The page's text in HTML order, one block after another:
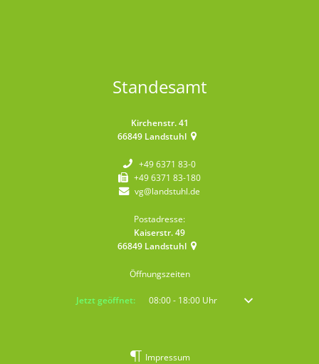
Standesamt
Kirchenstr. 41
66849 Landstuhl
+49 6371 83-0
+49 6371 83-180
vg@landstuhl.de
Postadresse:
Kaiserstr. 49
66849 Landstuhl
Öffnungszeiten
Klicken, um weitere Öffnungs- oder Schließzeiten auszublenden
Jetzt geöffnet: 08:00- 18:00Uhr Von 08:00 bis 18:00
Impressum